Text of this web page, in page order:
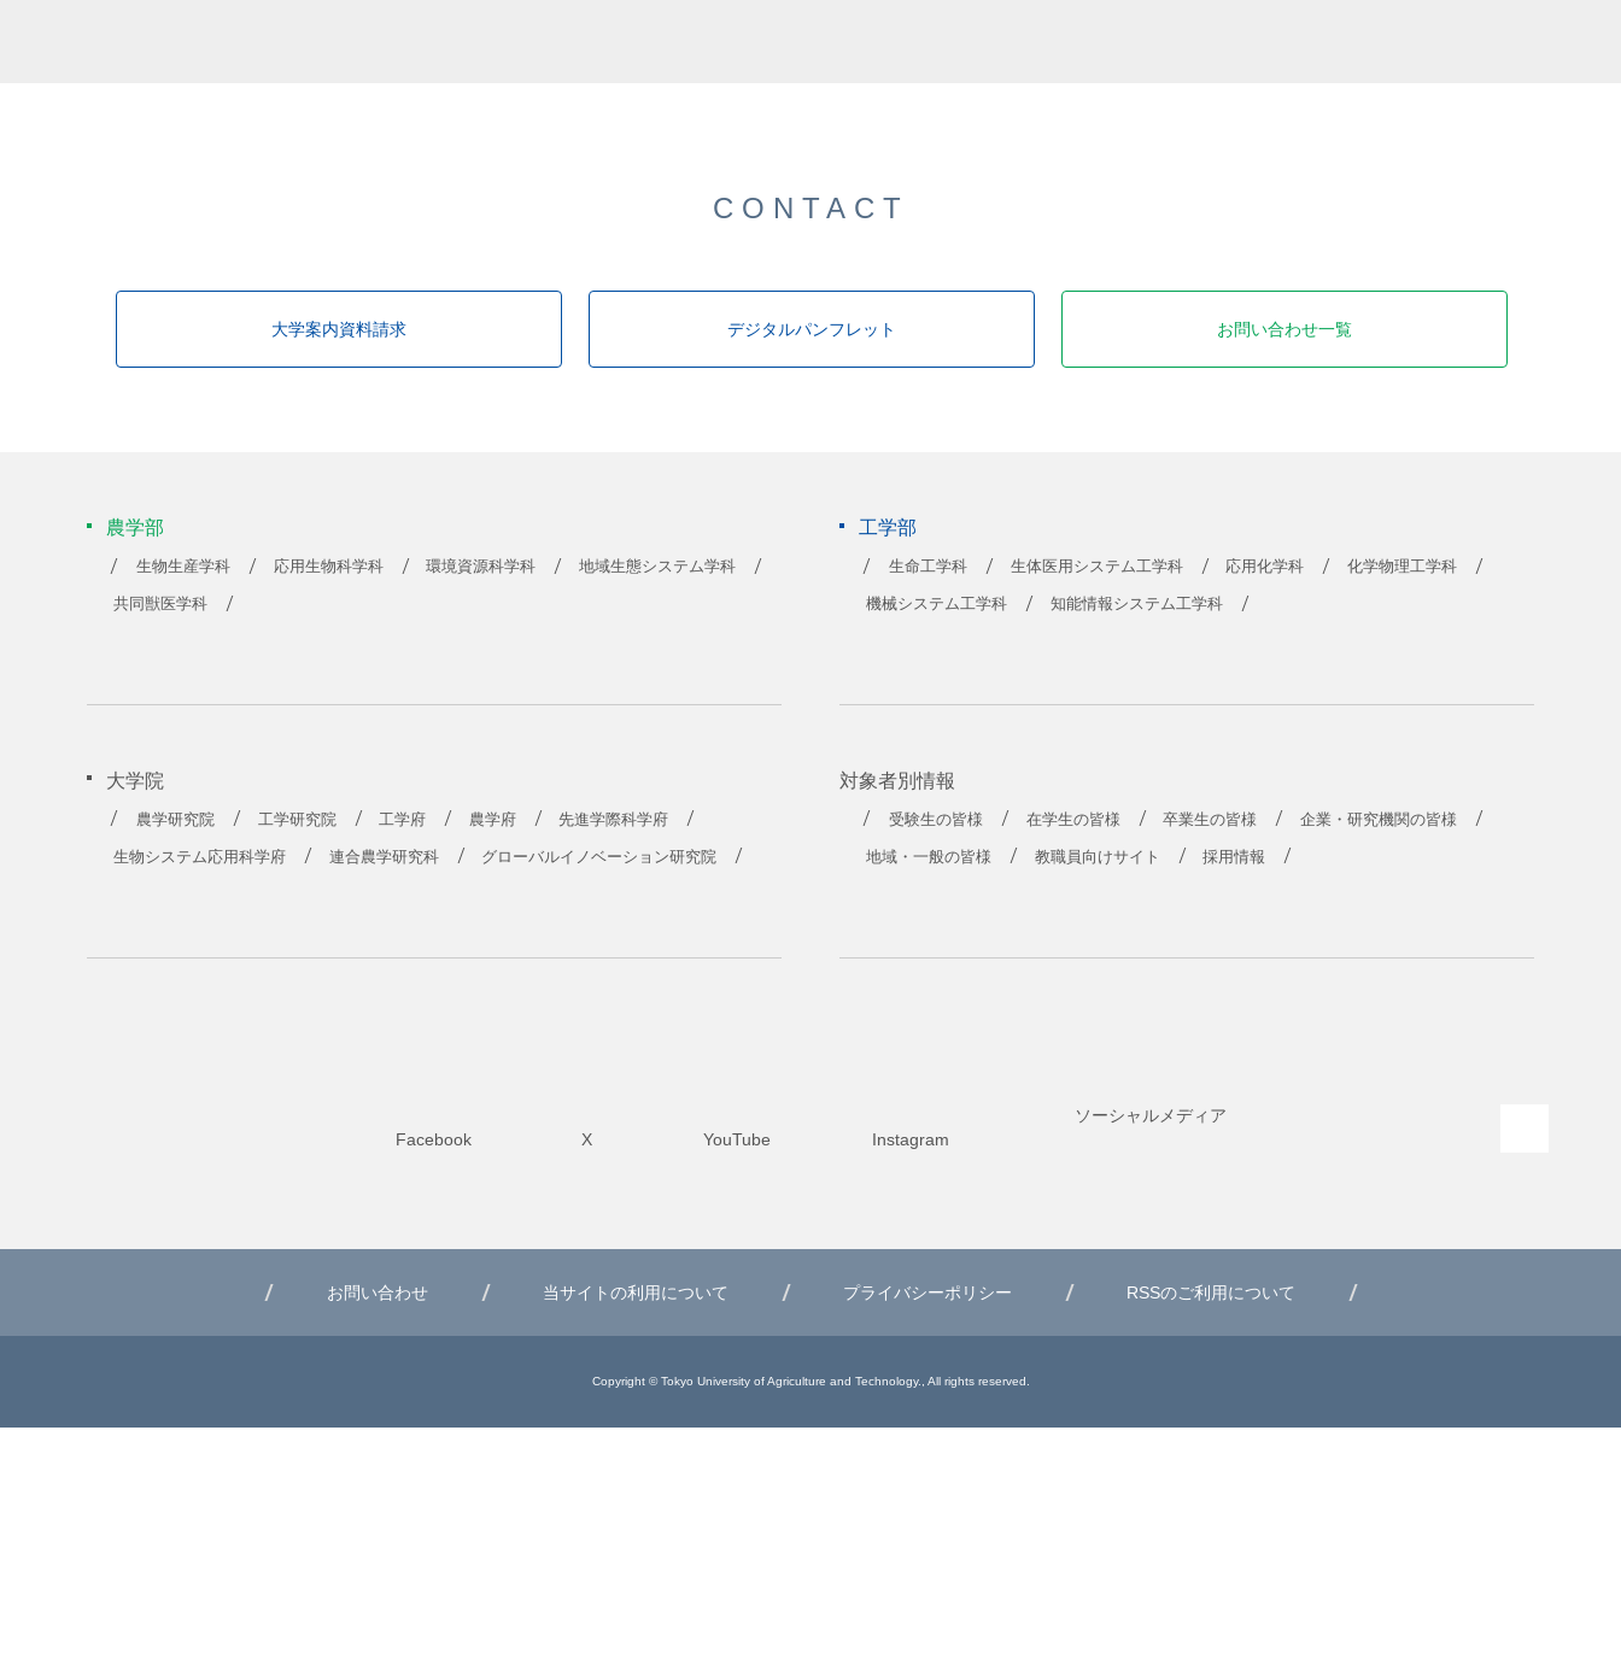
CONTACT
大学案内資料請求 デジタルパンフレット お問い合わせ一覧
農学部
生物生産学科 応用生物科学科 環境資源科学科 地域生態システム学科
共同獣医学科
工学部
生命工学科 生体医用システム工学科 応用化学科 化学物理工学科
機械システム工学科 知能情報システム工学科
大学院
農学研究院 工学研究院 工学府 農学府 先進学際科学府
生物システム応用科学府 連合農学研究科 グローバルイノベーション研究院
対象者別情報
受験生の皆様 在学生の皆様 卒業生の皆様 企業・研究機関の皆様
地域・一般の皆様 教職員向けサイト 採用情報
Facebook
X YouTube Instagram
ソーシャルメディア
お問い合わせ 当サイトの利用について プライバシーポリシー RSSのご利用について
Copyright © Tokyo University of Agriculture and Technology., All rights reserved.